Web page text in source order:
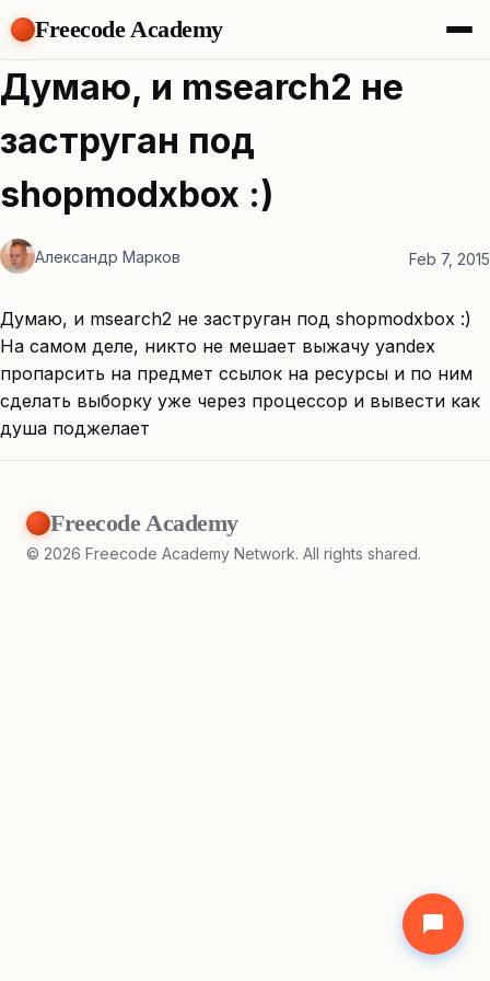
Freecode Academy
About
Members
Offers
Projects
Tasks
Get Access
Думаю, и msearch2 не
заструган под
shopmodxbox :)
Александр Марков Feb 7, 2015
Думаю, и msearch2 не заструган под shopmodxbox :)
На самом деле, никто не мешает выжачу yandex
пропарсить на предмет ссылок на ресурсы и по ним
сделать выборку уже через процессор и вывести как
душа поджелает
Freecode Academy
© 2026 Freecode Academy Network. All rights shared.